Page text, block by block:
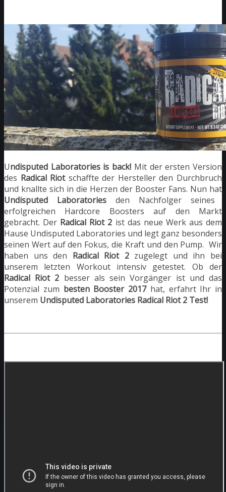
Undisputed Laboratories is back! Mit der ersten Version
des Radical Riotschaffte der Hersteller den Durchbruch
und knallte sich in die Herzen der Booster Fans. Nun hat
Undisputed Laboratories den Nachfolger seines
erfolgreichen Hardcore Boosters auf den Markt
gebracht. Der Radical Riot 2 ist das neue Werk aus dem
Hause Undisputed Laboratories und legt ganz besonders
seinen Wert auf den Fokus, die Kraft und den Pump. Wir
haben uns den Radical Riot 2zugelegt und ihn bei
unserem letzten Workout intensiv getestet. Ob der
Radical Riot 2 besser als sein Vorgänger ist und das
Potenzial zum besten Booster 2017hat, erfahrt Ihr in
unserem Undisputed Laboratories Radical Riot 2 Test!